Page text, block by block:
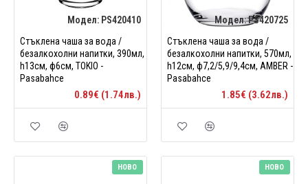
Модел: PS420410
Стъклена чаша за вода /
безалкохолни напитки, 390мл,
h13см, ф6см, TOKIO -
Pasabahce
0.89€ (1.74лв.)
Модел:PS420725
Стъклена чаша за вода /
безалкохолни напитки, 570мл,
h12см, ф7,2/5,9/9,4см, AMBER -
Pasabahce
1.85€ (3.62лв.)
НОВО НОВО